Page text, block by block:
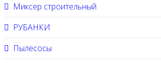
Миксер строительный
РУБАНКИ
Пылесосы